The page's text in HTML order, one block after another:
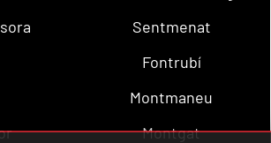
Sentmenat
Fontrubí
Montmaneu
Montgat